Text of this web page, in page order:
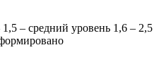
– средний уровень 1,6 – 2,5